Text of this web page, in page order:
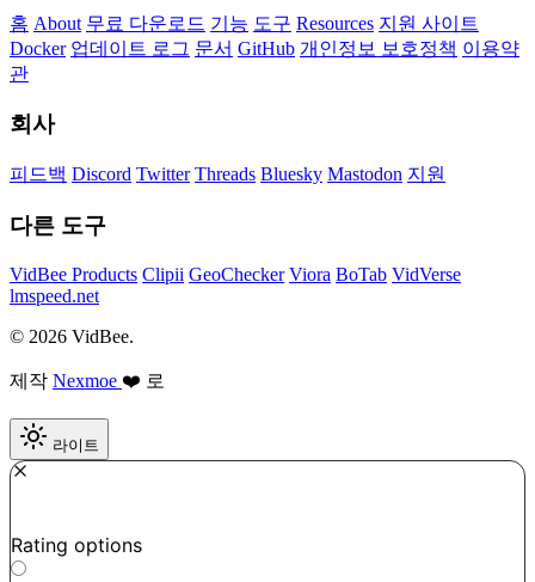
홈 About 무료 다운로드 기능 도구 Resources 지원 사이트
Docker 업데이트 로그 문서 GitHub 개인정보 보호정책 이용약
관
회사
피드백 Discord Twitter Threads Bluesky Mastodon 지원
다른 도구
VidBee Products Clipii GeoChecker Viora BoTab VidVerse
lmspeed.net
© 2026 VidBee.
제작 Nexmoe ❤️ 로
라이트
Rating options